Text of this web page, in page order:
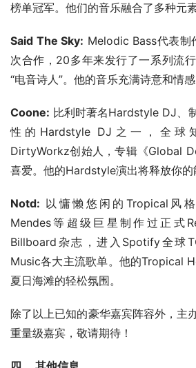
榜单冠军。他们的音乐融合了多种元
Said The Sky: Melodic Bass代表制
次合作，20多年来发行了一系列流
“电音诗人”。他的音乐充满诗意和情感
Coone: 比利时著名Hardstyle DJ、
性的Hardstyle DJ之一，全球
DirtyWorkz创始人，专辑《Global
喜爱。他的Hardstyle演出将释放你的
Notd: 以慵懒悠闲的Tropical风
Mendes等超级巨星制作过正式
Billboard杂志，进入Spotify全球
Music各大主流歌单。他的Tropical
夏日海滩的轻松氛围。
除了以上已知的豪华嘉宾阵容外，主
重量级嘉宾，敬请期待！